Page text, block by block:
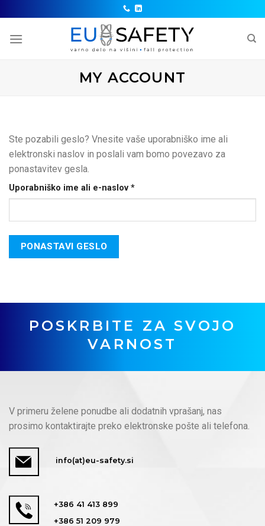
to
content
MY ACCOUNT
Ste pozabili geslo? Vnesite vaše uporabniško ime ali
elektronski naslov in poslali vam bomo povezavo za
ponastavitev gesla.
Uporabniško ime ali e-naslov *Zahtevano
PONASTAVI GESLO
POSKRBITE ZA SVOJO
VARNOST
V primeru želene ponudbe ali dodatnih vprašanj, nas
prosimo kontaktirajte preko elektronske pošte ali telefona.
info(at)eu-safety.si
+386 41 413 899
+386 51 209 979